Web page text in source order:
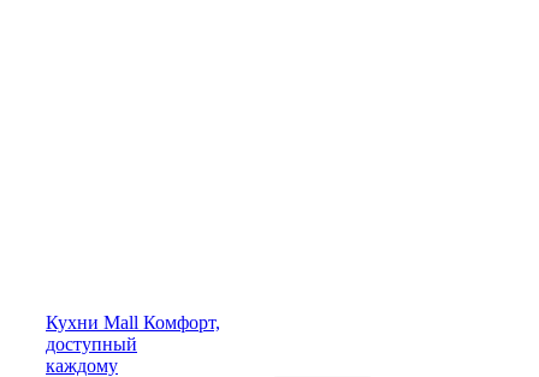
Кухни Mall Комфорт,
доступный
каждому